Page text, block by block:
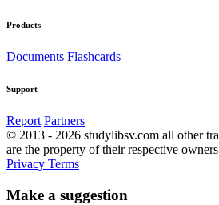
Products
Documents Flashcards
Support
Report Partners
© 2013 - 2026 studylibsv.com all other
are the property of their respective owners
Privacy Terms
Make a suggestion